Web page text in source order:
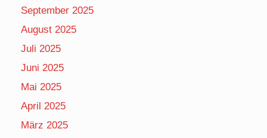
September 2025
August 2025
Juli 2025
Juni 2025
Mai 2025
April 2025
März 2025